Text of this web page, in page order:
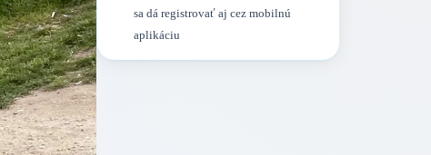
sa dá registrovať aj cez mobilnú
aplikáciu